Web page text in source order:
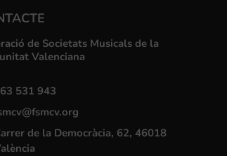
de Societats Musicals de la
Valenciana
531 943
de la Democràcia, 62, 46018